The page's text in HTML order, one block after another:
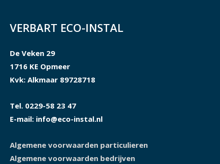
VERBART ECO-INSTAL
De Veken 29
1716 KE Opmeer
Kvk: Alkmaar 89728718
Tel. 0229-58 23 47
E-mail: info@eco-instal.nl
Algemene voorwaarden particulieren
Algemene voorwaarden bedrijven